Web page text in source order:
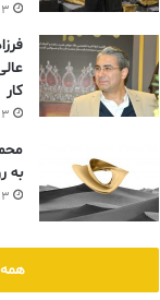
3 هفته پیش
کار
3 هفته پیش
به
3 هفته پیش
همه